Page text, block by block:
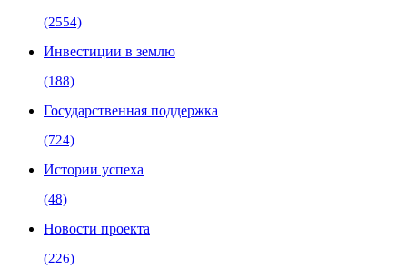
(2554)
Инвестиции в землю
(188)
Государственная поддержка
(724)
Истории успеха
(48)
Новости проекта
(226)